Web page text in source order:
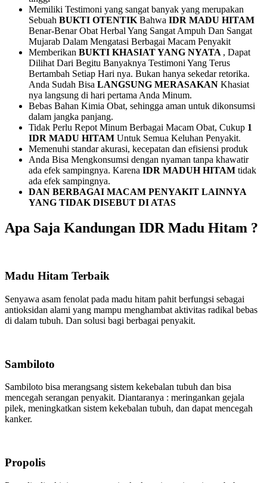
Memiliki Testimoni yang sangat banyak yang merupakan
Sebuah BUKTI OTENTIK Bahwa IDR MADU HITAM
Benar-Benar Obat Herbal Yang Sangat Ampuh Dan Sangat
Mujarab Dalam Mengatasi Berbagai Macam Penyakit
Memberikan BUKTI KHASIAT YANG NYATA , Dapat
Dilihat Dari Begitu Banyaknya Testimoni Yang Terus
Bertambah Setiap Hari nya. Bukan hanya sekedar retorika.
Anda Sudah Bisa LANGSUNG MERASAKAN Khasiat
nya langsung di hari pertama Anda Minum.
Bebas Bahan Kimia Obat, sehingga aman untuk dikonsumsi
dalam jangka panjang.
Tidak Perlu Repot Minum Berbagai Macam Obat, Cukup 1
IDR MADU HITAM Untuk Semua Keluhan Penyakit.
Memenuhi standar akurasi, kecepatan dan efisiensi produk
Anda Bisa Mengkonsumsi dengan nyaman tanpa khawatir
ada efek sampingnya. Karena IDR MADUH HITAM tidak
ada efek sampingnya.
DAN BERBAGAI MACAM PENYAKIT LAINNYA
YANG TIDAK DISEBUT DI ATAS
Apa Saja Kandungan IDR Madu Hitam ?
Madu Hitam Terbaik
Senyawa asam fenolat pada madu hitam pahit berfungsi sebagai
antioksidan alami yang mampu menghambat aktivitas radikal bebas
di dalam tubuh. Dan solusi bagi berbagai penyakit.
Sambiloto
Sambiloto bisa merangsang sistem kekebalan tubuh dan bisa
mencegah serangan penyakit. Diantaranya : meringankan gejala
pilek, meningkatkan sistem kekebalan tubuh, dan dapat mencegah
kanker.
Propolis